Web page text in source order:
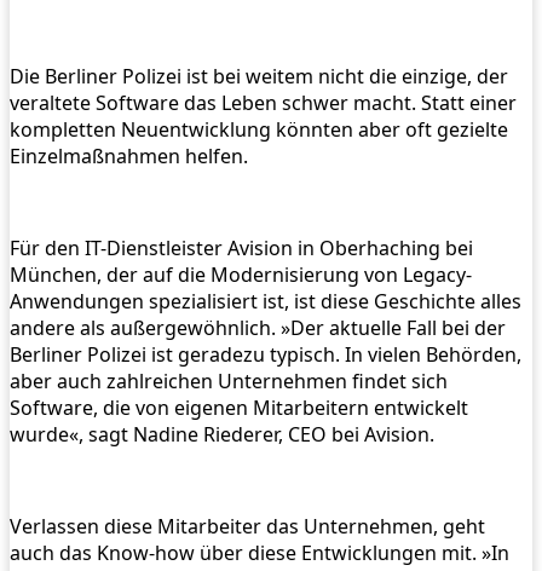
Die Berliner Polizei ist bei weitem nicht die einzige, der
veraltete Software das Leben schwer macht. Statt einer
kompletten Neuentwicklung könnten aber oft gezielte
Einzelmaßnahmen helfen.
Für den IT-Dienstleister Avision in Oberhaching bei
München, der auf die Modernisierung von Legacy-
Anwendungen spezialisiert ist, ist diese Geschichte alles
andere als außergewöhnlich. »Der aktuelle Fall bei der
Berliner Polizei ist geradezu typisch. In vielen Behörden,
aber auch zahlreichen Unternehmen findet sich
Software, die von eigenen Mitarbeitern entwickelt
wurde«, sagt Nadine Riederer, CEO bei Avision.
Verlassen diese Mitarbeiter das Unternehmen, geht
auch das Know-how über diese Entwicklungen mit. »In